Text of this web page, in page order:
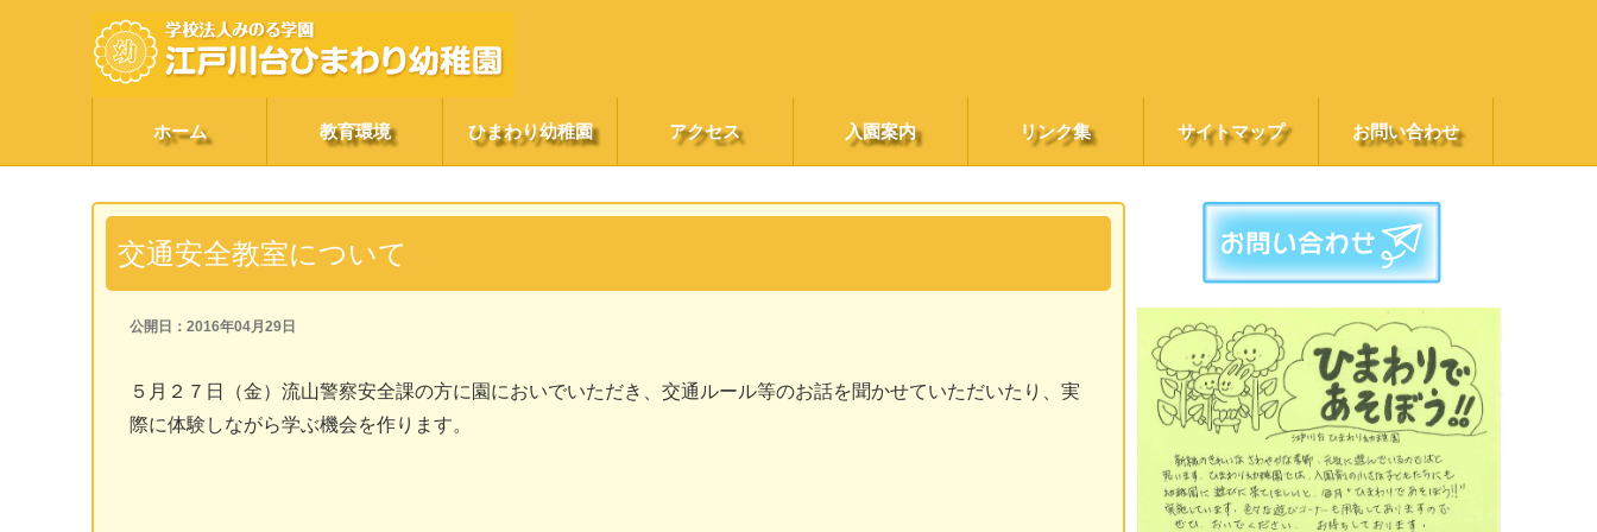
ホーム 教育環境 ひまわり幼稚園 アクセス 入園案内 リンク集 サイトマップ お問い合わせ
交通安全教室について
公開日：2016年04月29日
５月２７日（金）流山警察安全課の方に園においでいただき、交通ルール等のお話を聞かせていただいたり、実
際に体験しながら学ぶ機会を作ります。